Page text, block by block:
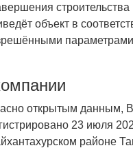
строительства
объект в
открытым данным,
23 июля
районе